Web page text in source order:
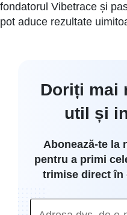
fondatorul Vibetrace și
pot aduce rezultate
Doriți mai
util și
Abonează-te la
pentru a primi
trimise direct în